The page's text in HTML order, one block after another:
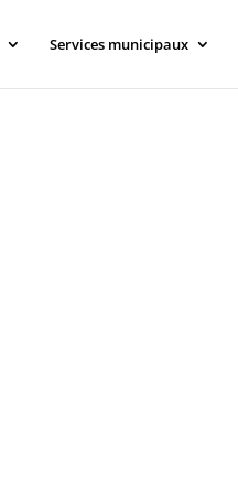
Services municipaux